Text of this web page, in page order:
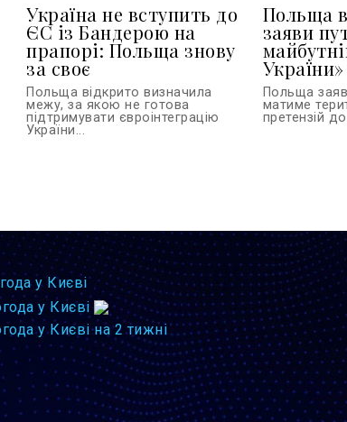
Україна не вступить до
ЄС із Бандерою на
прапорі: Польща знову
за своє
Польща відкрито визначила
межу, за якою не готова
підтримувати євроінтеграцію
України...
Польща
заяви
України»
Польща
матиме
претензій